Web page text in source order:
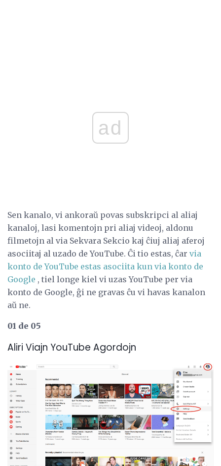
ad
Sen kanalo, vi ankoraŭ povas subskripci al aliaj
kanaloj, lasi komentojn pri aliaj videoj, aldonu
filmetojn al via Sekvara Sekcio kaj ĉiuj aliaj aferoj
asociitaj al uzado de YouTube. Ĉi tio estas, ĉar via
konto de YouTube estas asociita kun via konto de
Google , tiel longe kiel vi uzas YouTube per via
konto de Google, ĝi ne gravas ĉu vi havas kanalon
aŭ ne.
01 de 05
Aliri Viajn YouTube Agordojn